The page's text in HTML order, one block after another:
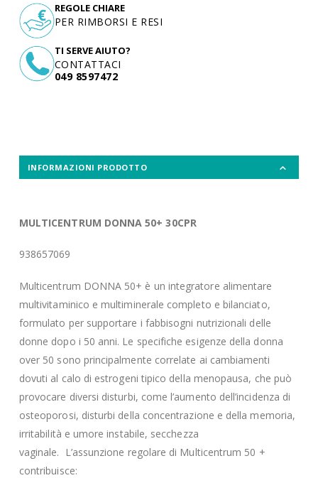
TI SERVE AIUTO?
CONTATTACI
049 8597472
REGOLE CHIARE
PER RIMBORSI E RESI
INFORMAZIONI PRODOTTO
MULTICENTRUM DONNA 50+ 30CPR
938657069
Multicentrum DONNA 50+ è un integratore alimentare
multivitaminico e multiminerale completo e bilanciato,
formulato per supportare i fabbisogni nutrizionali delle
donne dopo i 50 anni. Le specifiche esigenze della donna
over 50 sono principalmente correlate ai cambiamenti
dovuti al calo di estrogeni tipico della menopausa, che può
provocare diversi disturbi, come l’aumento dell’incidenza di
osteoporosi, disturbi della concentrazione e della memoria,
irritabilità e umore instabile, secchezza
vaginale. L’assunzione regolare di Multicentrum 50 +
contribuisce: